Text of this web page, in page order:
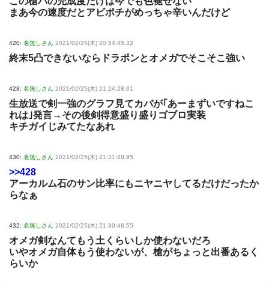
まあ今の速度だとアビポチがめっちゃ辛いんだけど
420: 名無しさん 2021/02/25(木) 20:54:45.32
終末5凸できないならドラポンとオメガでそこそこ強い
428: 名無しさん 2021/02/25(木) 21:24:28.01
生放送で剣一強のグラフ見てカバが｢あーまずいですねこ
れは｣発言→その後剣得意盛り盛りゴブロ実装
キチガイじみてたなあれ
430: 名無しさん 2021/02/25(木) 21:31:48.95
>>428
アーカルム石のサン比率にもニヤニヤしてるだけだったか
らなぁ
432: 名無しさん 2021/02/25(木) 21:39:48.55
オメガ剣なんてもう土くらいしか使わないだろ
いやオメガ自体もう使わないが、槍がちょっと出番あるく
らいか